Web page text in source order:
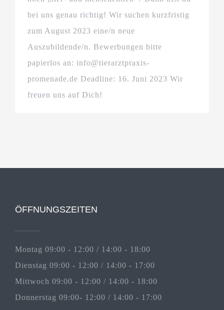
bei uns genau richtig! Wir suchen kurzfristig
zum August 2023 eine/n neue
Auszubildende/n. Bewerbungen bitte
papierlos an: info@tierarztpraxis-
promenade.de Deadline: 16. Juni 2023 Wir
freuen uns auf Dich!
ÖFFNUNGSZEITEN
Montag 09:00 - 12:00 / 14:00 - 18:00
Dienstag 09:00 - 12:00 / 14:00 - 17:00
Mittwoch 09:00 - 12:00 / 14:00 - 18:00
Donnerstag 09:00- 12:00 / 14:00 - 17:00